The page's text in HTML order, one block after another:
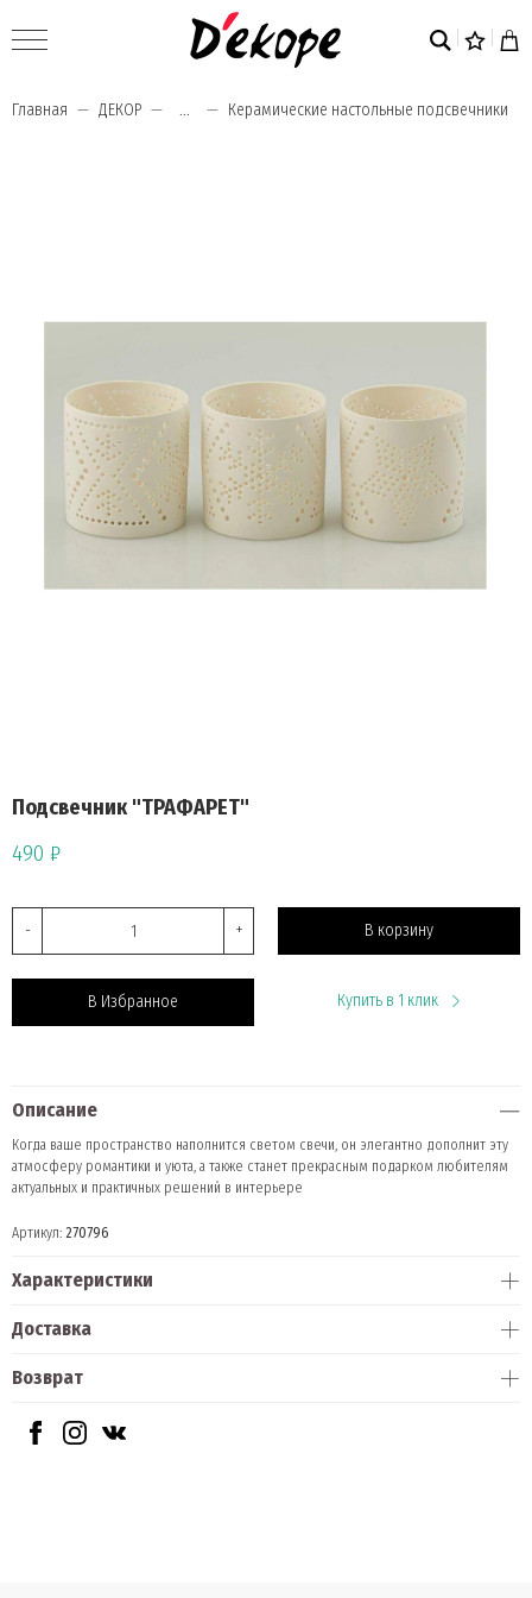
Главная ДЕКОР ... Керамические настольные подсвечники
Подсвечник "ТРАФАРЕТ"
490 ₽
- + В корзину
В Избранное Купить в 1 клик
Описание
Когда ваше пространство наполнится светом свечи, он элегантно дополнит эту
атмосферу романтики и уюта, а также станет прекрасным подарком любителям
актуальных и практичных решений в интерьере
Артикул: 270796
Характеристики
Доставка
Возврат